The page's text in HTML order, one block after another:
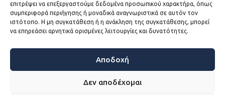
επιτρέψει να επεξεργαστούμε δεδομένα προσωπικού χαρακτήρα, όπως
συμπεριφορά περιήγησης ή μοναδικά αναγνωριστικά σε αυτόν τον
ιστότοπο. Η μη συγκατάθεση ή η ανάκληση της συγκατάθεσης, μπορεί
να επηρεάσει αρνητικά ορισμένες λειτουργίες και δυνατότητες.
Αποδοχή
Δεν αποδέχομαι
ΧΡΗΣΙΜΟΙ ΣΥΝΔΕΣΜΟΙ
Η ΚΕΔΕ
Sitemap
Προσβασιμότητα
Όροι χρήσης